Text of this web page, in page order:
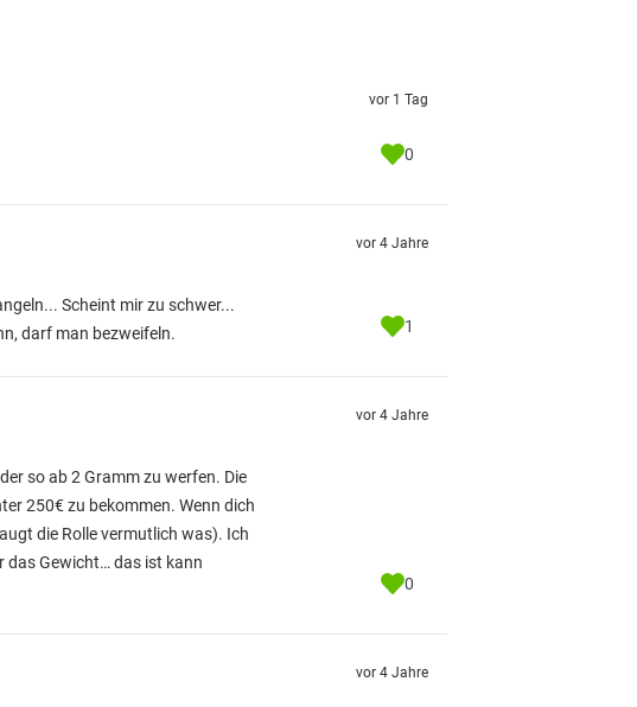
vor 1 Tag
0
Scheint mir zu schwer...
darf man bezweifeln.
vor 4 Jahre
1
so ab 2 Gramm zu werfen. Die
250€ zu bekommen. Wenn dich
die Rolle vermutlich was). Ich
das Gewicht… das ist kann
vor 4 Jahre
0
vor 4 Jahre